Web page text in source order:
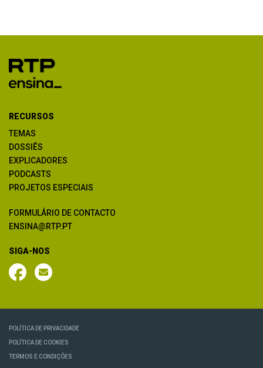
RECURSOS
TEMAS
DOSSIÊS
EXPLICADORES
PODCASTS
PROJETOS ESPECIAIS
FORMULÁRIO DE CONTACTO
ENSINA@RTP.PT
SIGA-NOS
POLÍTICA DE PRIVACIDADE
POLÍTICA DE COOKIES
TERMOS E CONDIÇÕES